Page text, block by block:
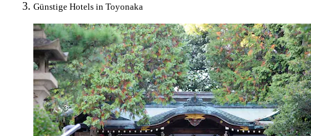
Günstige Hotels in Toyonaka